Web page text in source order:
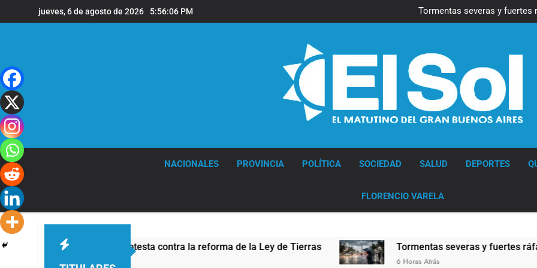
al
jueves, 6 de agosto de 2026 5:56:08 PM
Tormentas severas y fuertes
Senado debate el
Tormentas severas y fuertes
Senado debate el
Día del Cirujano Torácico:
NACIONALES PROVINCIA POLÍTICA SOCIEDAD SALUD DEPORTES
FLORENCIO VARELA
la protesta contra la reforma de la Ley de Tierras Tormentas severas y fuertes ráfagas de viento:
6 Horas Atrás